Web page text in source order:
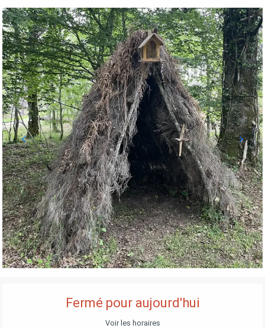
OUVERTURE ET COORDONNÉES
Fermé pour aujourd'hui
Voir les horaires